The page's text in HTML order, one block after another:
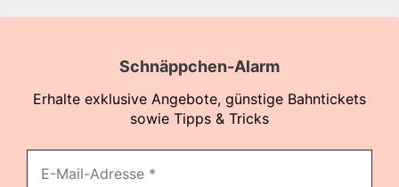
Schnäppchen-Alarm
Erhalte exklusive Angebote, günstige Bahntickets
sowie Tipps & Tricks